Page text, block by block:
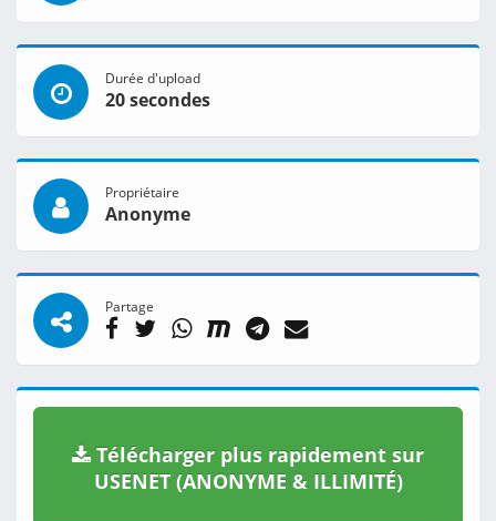
Durée d'upload
20 secondes
Propriétaire
Anonyme
Partage
Télécharger plus rapidement sur
USENET (ANONYME & ILLIMITÉ)